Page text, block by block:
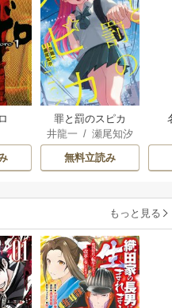
罪と罰のスピカ
井龍一 /瀬尾知汐
無料立読み
もっと見る